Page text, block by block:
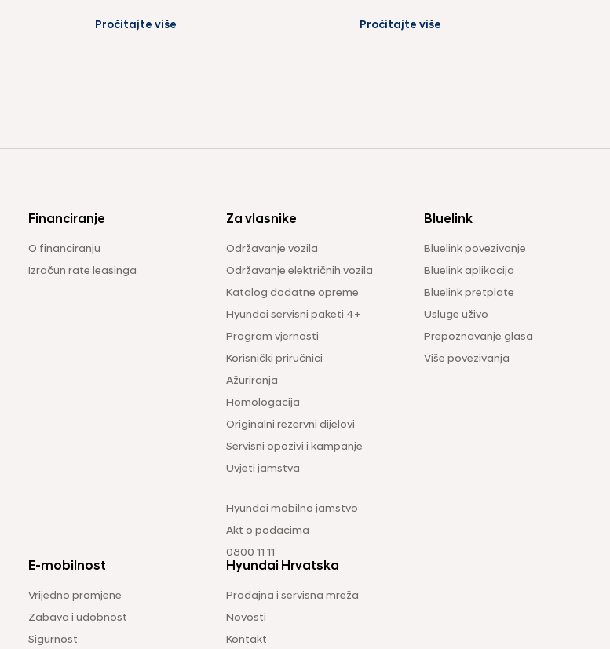
Pročitajte više
prošle godine...
Pročitajte više
Financiranje
O financiranju
Izračun rate leasinga
Za vlasnike
Održavanje vozila
Održavanje električnih vozila
Katalog dodatne opreme
Hyundai servisni paketi 4+
Program vjernosti
Korisnički priručnici
Ažuriranja
Homologacija
Originalni rezervni dijelovi
Servisni opozivi i kampanje
Uvjeti jamstva
Hyundai mobilno jamstvo
Akt o podacima
0800 11 11
Bluelink
Bluelink povezivanje
Bluelink aplikacija
Bluelink pretplate
Usluge uživo
Prepoznavanje glasa
Više povezivanja
E-mobilnost
Vrijedno promjene
Zabava i udobnost
Sigurnost
Hyundai Hrvatska
Prodajna i servisna mreža
Novosti
Kontakt